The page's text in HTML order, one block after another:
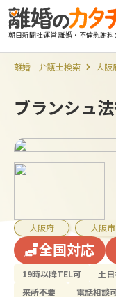
朝日新聞社運営 離婚・不倫慰謝
離婚 弁護士検索 大
ブランシュ
大阪府 大阪市
全国対応
19時以降TEL可 土
来所不要
電話相談